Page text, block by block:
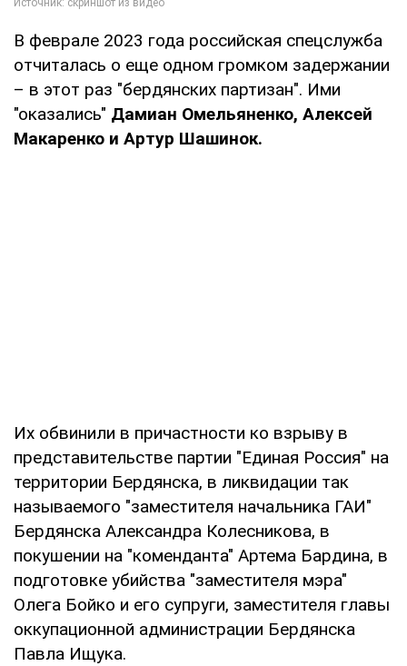
В феврале 2023 года российская спецслужба
отчиталась о еще одном громком задержании
– в этот раз "бердянских партизан". Ими
"оказались" Дамиан Омельяненко, Алексей
Макаренко и Артур Шашинок.
Их обвинили в причастности ко взрыву в
представительстве партии "Единая Россия" на
территории Бердянска, в ликвидации так
называемого "заместителя начальника ГАИ"
Бердянска Александра Колесникова, в
покушении на "коменданта" Артема Бардина, в
подготовке убийства "заместителя мэра"
Олега Бойко и его супруги, заместителя главы
оккупационной администрации Бердянска
Павла Ищука.